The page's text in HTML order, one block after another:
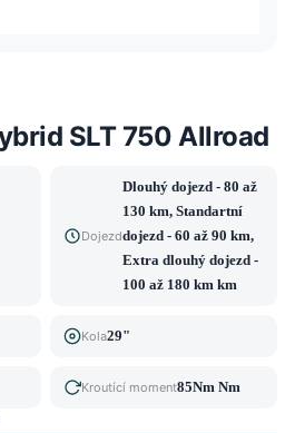
SLT 750 Allroad
Dojezd
Dlouhý dojezd - 80 až
130 km, Standartní
dojezd - 60 až 90 km,
Extra dlouhý dojezd -
100 až 180 km km
Kola29"
Kroutící moment85Nm Nm